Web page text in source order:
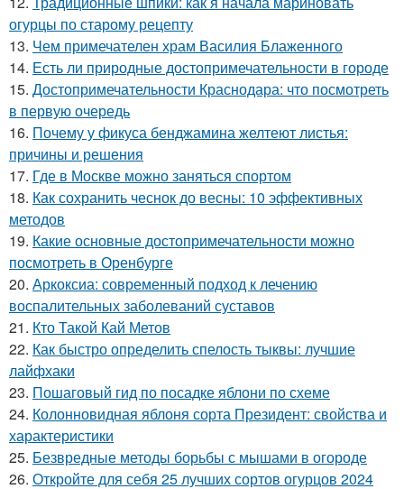
огурцы по старому рецепту
13. Чем примечателен храм Василия Блаженного
14. Есть ли природные достопримечательности в городе
15. Достопримечательности Краснодара: что посмотреть
в первую очередь
16. Почему у фикуса бенджамина желтеют листья:
причины и решения
17. Где в Москве можно заняться спортом
18. Как сохранить чеснок до весны: 10 эффективных
методов
19. Какие основные достопримечательности можно
посмотреть в Оренбурге
20. Аркоксиа: современный подход к лечению
воспалительных заболеваний суставов
21. Кто Такой Кай Метов
22. Как быстро определить спелость тыквы: лучшие
лайфхаки
23. Пошаговый гид по посадке яблони по схеме
24. Колонновидная яблоня сорта Президент: свойства и
характеристики
25. Безвредные методы борьбы с мышами в огороде
26. Откройте для себя 25 лучших сортов огурцов 2024